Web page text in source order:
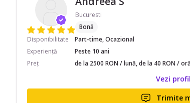
Bucuresti
Bonă
Disponibilitate
Part-time, Ocazional
Experiență
Peste 10 ani
Preț
de la 2500 RON / lună, de la 40 RON / oră
Vezi profil
Trimite